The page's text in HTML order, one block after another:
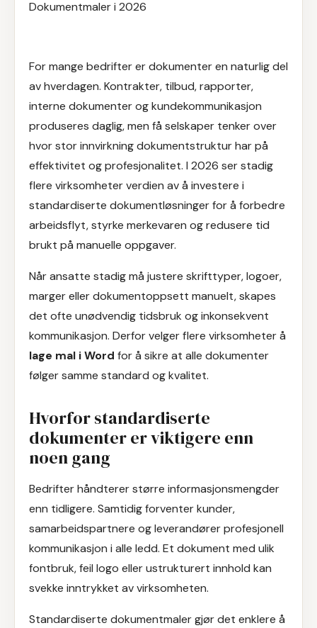
For mange bedrifter er dokumenter en naturlig del
av hverdagen. Kontrakter, tilbud, rapporter,
interne dokumenter og kundekommunikasjon
produseres daglig, men få selskaper tenker over
hvor stor innvirkning dokumentstruktur har på
effektivitet og profesjonalitet. I 2026 ser stadig
flere virksomheter verdien av å investere i
standardiserte dokumentløsninger for å forbedre
arbeidsflyt, styrke merkevaren og redusere tid
brukt på manuelle oppgaver.
Når ansatte stadig må justere skrifttyper, logoer,
marger eller dokumentoppsett manuelt, skapes
det ofte unødvendig tidsbruk og inkonsekvent
kommunikasjon. Derfor velger flere virksomheter å
lage mal i Word for å sikre at alle dokumenter
følger samme standard og kvalitet.
Hvorfor standardiserte
dokumenter er viktigere enn
noen gang
Bedrifter håndterer større informasjonsmengder
enn tidligere. Samtidig forventer kunder,
samarbeidspartnere og leverandører profesjonell
kommunikasjon i alle ledd. Et dokument med ulik
fontbruk, feil logo eller ustrukturert innhold kan
svekke inntrykket av virksomheten.
Standardiserte dokumentmaler gjør det enklere å